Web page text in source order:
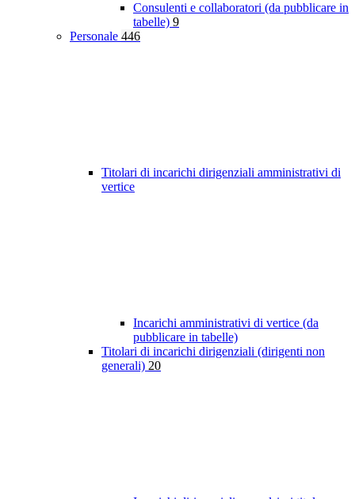
Consulenti e collaboratori (da pubblicare in
tabelle) 9
Personale 446
Titolari di incarichi dirigenziali amministrativi di
vertice
Incarichi amministrativi di vertice (da
pubblicare in tabelle)
Titolari di incarichi dirigenziali (dirigenti non
generali) 20